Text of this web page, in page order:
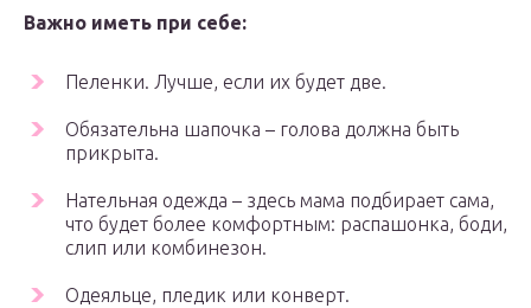
Важно иметь при себе:
Пеленки. Лучше, если их будет две.
Обязательна шапочка – голова должна быть
прикрыта.
Нательная одежда – здесь мама подбирает сама,
что будет более комфортным: распашонка, боди,
слип или комбинезон.
Одеяльце, пледик или конверт.